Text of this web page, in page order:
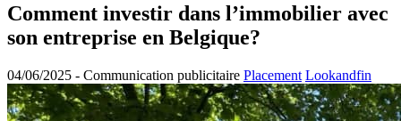
Comment investir dans l’immobilier avec
son entreprise en Belgique?
04/06/2025 - Communication publicitaire Placement Lookandfin